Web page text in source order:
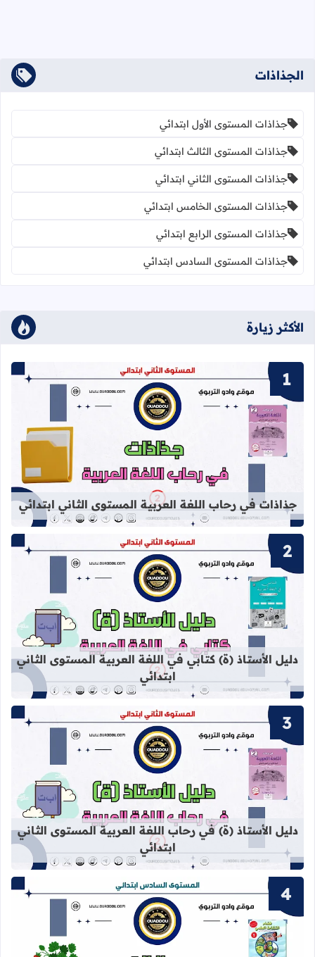
الجذاذات
جذاذات المستوى الأول ابتدائي
جذاذات المستوى الثالث ابتدائي
جذاذات المستوى الثاني ابتدائي
جذاذات المستوى الخامس ابتدائي
جذاذات المستوى الرابع ابتدائي
جذاذات المستوى السادس ابتدائي
الأكثر زيارة
قراءة المزيد عن جذاذات في رحاب
جذاذات في رحاب اللغة العربية المستوى الثاني ابتدائي
قراءة المزيد عن دليل الأستاذ (ة)
دليل الأستاذ (ة) كتابي في اللغة العربية المستوى الثاني
ابتدائي
قراءة المزيد عن دليل الأستاذ (ة) في
دليل الأستاذ (ة) في رحاب اللغة العربية المستوى الثاني
ابتدائي